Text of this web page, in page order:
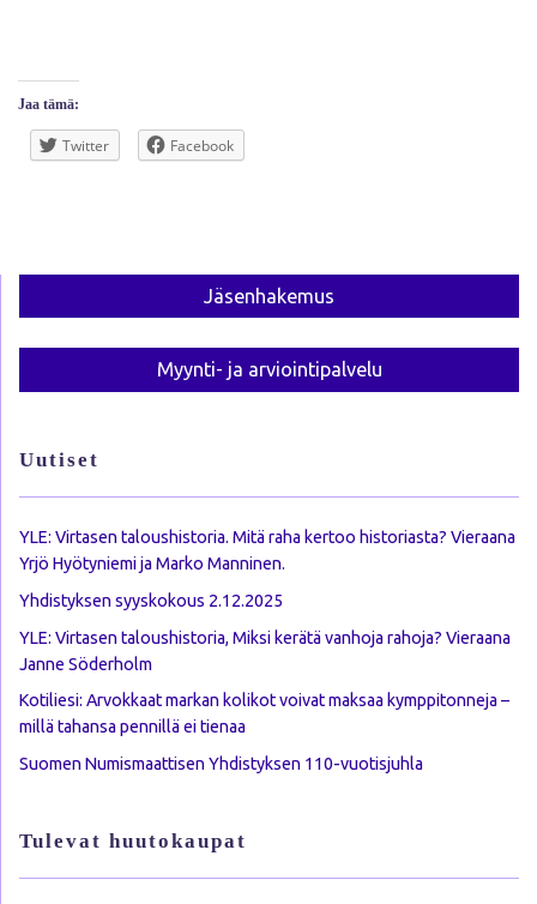
Jaa tämä:
Twitter Facebook
Jäsen­hakemus
Myynti- ja arviointi­palvelu
Uutiset
YLE: Virtasen taloushistoria. Mitä raha kertoo historiasta? Vieraana
Yrjö Hyötyniemi ja Marko Manninen.
Yhdistyksen syyskokous 2.12.2025
YLE: Virtasen taloushistoria, Miksi kerätä vanhoja rahoja? Vieraana
Janne Söderholm
Kotiliesi: Arvokkaat markan kolikot voivat maksaa kymppitonneja –
millä tahansa pennillä ei tienaa
Suomen Numismaattisen Yhdistyksen 110-vuotisjuhla
Tulevat huutokaupat